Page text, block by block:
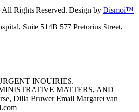
Rights Reserved. Design by Dismoi™
Suite 514B 577 Pretorius Street,
INQUIRIES,
MATTERS, AND
Dilla Bruwer Email Margaret van